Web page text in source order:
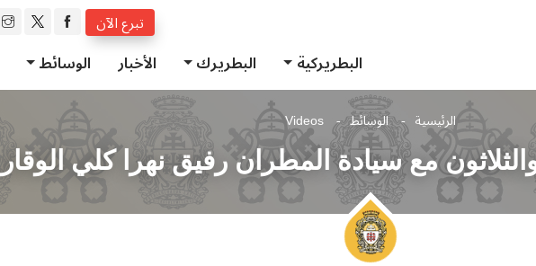
تبرع الآن
البطريركية
البطريرك الأخبار الوسائط
الرئيسية الوسائط Videos
والثلاثون مع سيادة المطران رفيق نهرا كلي الوقار